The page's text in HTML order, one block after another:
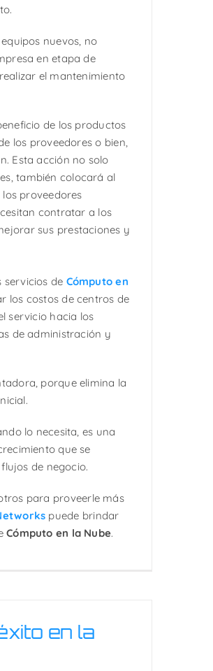
nuevos, no
en etapa de
el mantenimiento
de los productos
los proveedores o bien,
Esta acción no solo
también colocará al
proveedores
contratar a los
sus prestaciones y
servicios de Cómputo en
los costos de centros de
servicio hacia los
de administración y
porque elimina la
lo necesita, es una
que se
de negocio.
para proveerle más
puede brindar
Cómputo en la Nube.
en la